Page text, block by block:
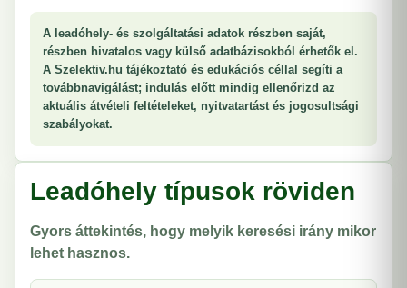
A leadóhely- és szolgáltatási adatok részben saját,
részben hivatalos vagy külső adatbázisokból érhetők el.
A Szelektiv.hu tájékoztató és edukációs céllal segíti a
továbbnavigálást; indulás előtt mindig ellenőrizd az
aktuális átvételi feltételeket, nyitvatartást és jogosultsági
szabályokat.
Leadóhely típusok röviden
Gyors áttekintés, hogy melyik keresési irány mikor
lehet hasznos.